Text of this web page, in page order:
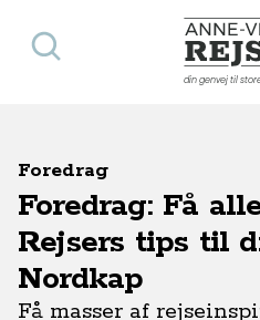
Anne-
din genvej til
Søg
Foredrag
Foredrag: Få
Rejsers tips til
Nordkap
Få masser af